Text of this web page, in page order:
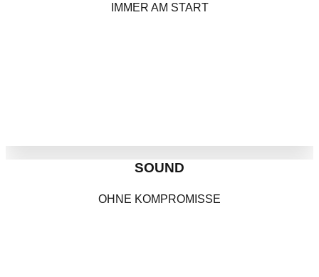
IMMER AM START
SOUND
OHNE KOMPROMISSE